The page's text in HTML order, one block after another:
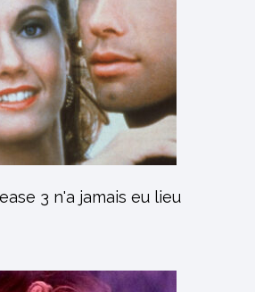
3 n'a jamais eu lieu